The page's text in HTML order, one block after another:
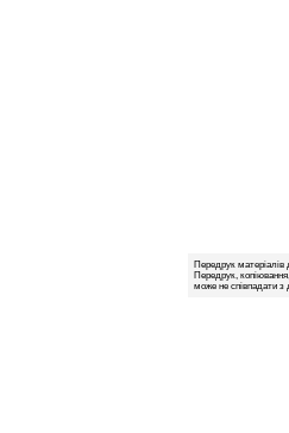
Передрук матеріалів
Передрук,
може не співпадати з